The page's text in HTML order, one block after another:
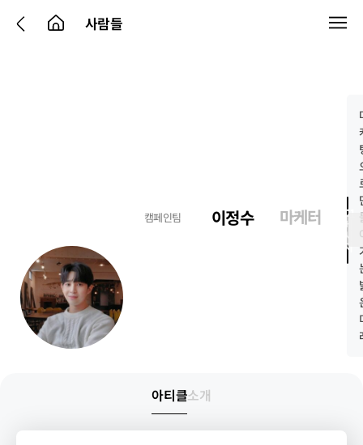
사람들
캠페인팀 이정수 마케터 1:1
메
시
지
아티클소개